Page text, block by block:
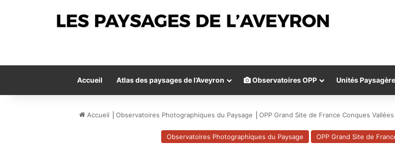
Accueil Atlas des paysages de l’Aveyron Observatoires OPP Unités
Accueil Observatoires Photographiques du Paysage OPP Grand Site de France Conques
Observatoires Photographiques du Paysage OPP Grand Site de